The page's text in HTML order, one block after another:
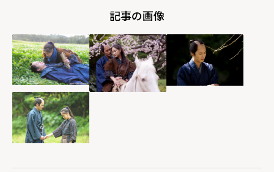
記事の画像